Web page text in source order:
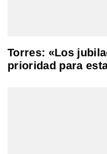
Torres: «Los
prioridad para